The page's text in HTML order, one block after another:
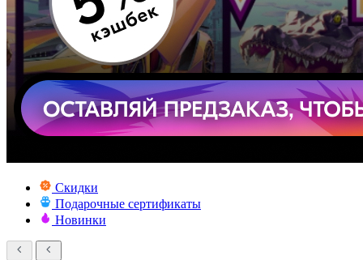
Скидки
Подарочные сертификаты
Новинки